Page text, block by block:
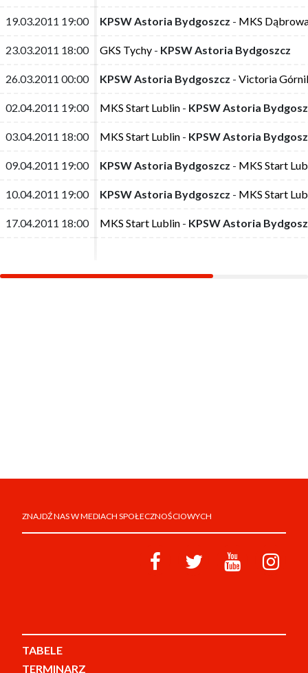
19.03.2011 19:00 KPSW Astoria Bydgoszcz - MKS
23.03.2011 18:00 GKS Tychy - KPSW Astoria Bydgoszcz
26.03.2011 00:00 KPSW Astoria Bydgoszcz - Victoria
02.04.2011 19:00 MKS Start Lublin - KPSW Astoria
03.04.2011 18:00 MKS Start Lublin - KPSW Astoria
09.04.2011 19:00 KPSW Astoria Bydgoszcz - MKS Start
10.04.2011 19:00 KPSW Astoria Bydgoszcz - MKS Start
17.04.2011 18:00 MKS Start Lublin - KPSW Astoria
19.03.2011 19:00 KPSW Astoria Bydgoszcz - MKS
23.03.2011 18:00 GKS Tychy - KPSW Astoria Bydgoszcz
26.03.2011 00:00 KPSW Astoria Bydgoszcz - Victoria
02.04.2011 19:00 MKS Start Lublin - KPSW Astoria
03.04.2011 18:00 MKS Start Lublin - KPSW Astoria
09.04.2011 19:00 KPSW Astoria Bydgoszcz - MKS Start
10.04.2011 19:00 KPSW Astoria Bydgoszcz - MKS Start
17.04.2011 18:00 MKS Start Lublin - KPSW Astoria
ZNAJDŹ NAS W MEDIACH SPOŁECZNOŚCIOWYCH
TABELE
TERMINARZ